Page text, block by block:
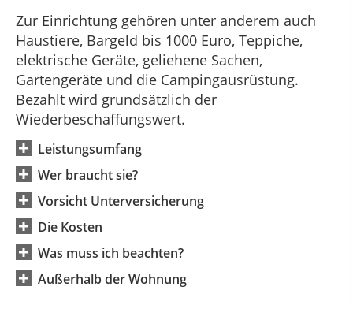
Zur Einrichtung gehören unter anderem auch
Haustiere, Bargeld bis 1000 Euro, Teppiche,
elektrische Geräte, geliehene Sachen,
Gartengeräte und die Campingausrüstung.
Bezahlt wird grundsätzlich der
Wiederbeschaffungswert.
Leistungsumfang
Wer braucht sie?
Vorsicht Unterversicherung
Die Kosten
Was muss ich beachten?
Außerhalb der Wohnung